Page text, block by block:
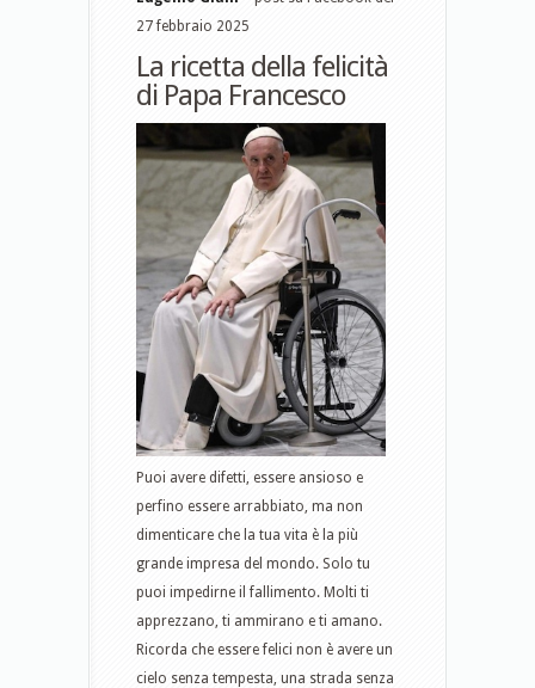
27 febbraio 2025
La ricetta della felicità
di Papa Francesco
Puoi avere difetti, essere ansioso e
perfino essere arrabbiato, ma non
dimenticare che la tua vita è la più
grande impresa del mondo. Solo tu
puoi impedirne il fallimento. Molti ti
apprezzano, ti ammirano e ti amano.
Ricorda che essere felici non è avere un
cielo senza tempesta, una strada senza